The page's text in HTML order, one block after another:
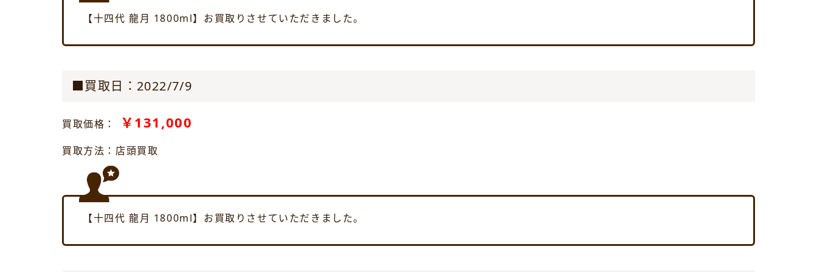
【十四代 龍月 1800ml】お買取りさせていただきました。
■買取日：2022/7/9
買取価格： ￥131,000
買取方法：店頭買取
【十四代 龍月 1800ml】お買取りさせていただきました。